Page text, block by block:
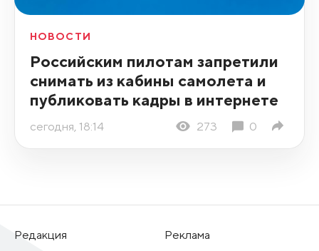
НОВОСТИ
Российским пилотам запретили
снимать из кабины самолета и
публиковать кадры в интернете
сегодня, 18:14 273 0
Редакция
Реклама